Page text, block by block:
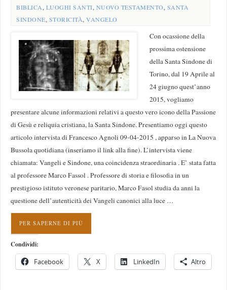
BIBLICA, LUOGHI SANTI, NUOVO TESTAMENTO, SANTA
SINDONE, STORICITÀ,VANGELO
Con ocassione della
prossima ostensione
della Santa Sindone di
Torino, dal 19 Aprile al
24 giugno quest’anno
2015, vogliamo
presentare alcune informazioni relativi a questo vero icono della Passione
di Gesù e reliquia cristiana, la Santa Sindone. Presentiamo oggi questo
articolo intervista di Francesco Agnoli 09-04-2015 , apparso in La Nuova
Bussola quotidiana (inseriamo il link alla fine). L’intervista viene
chiamata: Vangeli e Sindone, una coincidenza straordinaria . E’ stata fatta
al professore Marco Fassol . Professore di storia e filosofia in un
prestigioso istituto veronese paritario, Marco Fasol studia da anni la
questione dell’autenticità dei Vangeli canonici alla luce …
PER SAPERNE DI PIÙ
Condividi:
Facebook X LinkedIn Altro